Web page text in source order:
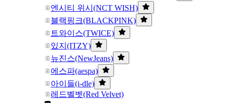
엔시티 위시(NCT WISH)
블랙핑크(BLACKPINK)
트와이스(TWICE)
있지(ITZY)
뉴진스(NewJeans)
에스파(aespa)
아이들(i-dle)
레드벨벳(Red Velvet)